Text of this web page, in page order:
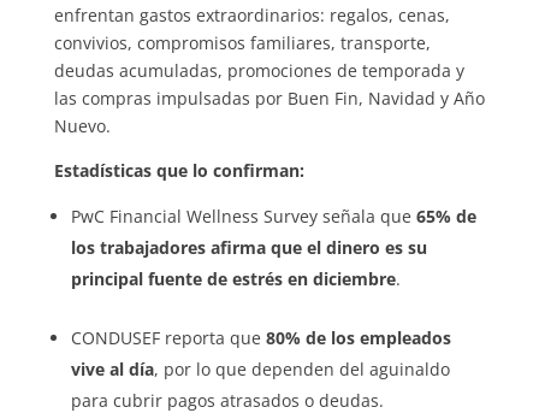
enfrentan gastos extraordinarios: regalos, cenas,
convivios, compromisos familiares, transporte,
deudas acumuladas, promociones de temporada y
las compras impulsadas por Buen Fin, Navidad y Año
Nuevo.
Estadísticas que lo confirman:
PwC Financial Wellness Survey señala que 65% de
los trabajadores afirma que el dinero es su
principal fuente de estrés en diciembre.
CONDUSEF reporta que 80% de los empleados
vive al día, por lo que dependen del aguinaldo
para cubrir pagos atrasados o deudas.